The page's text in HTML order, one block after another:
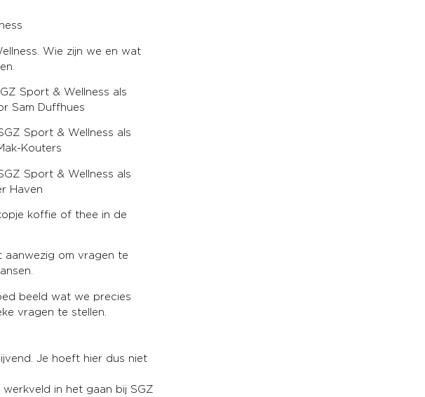
Wie zijn we en wat
Sport & Wellness als
Sam Duffhues
Sport & Wellness als
Kouters
Sport & Wellness als
Haven
koffie of thee in de
aanwezig om vragen te
beeld wat we precies
vragen te stellen.
Je hoeft hier dus niet
in het gaan bij SGZ